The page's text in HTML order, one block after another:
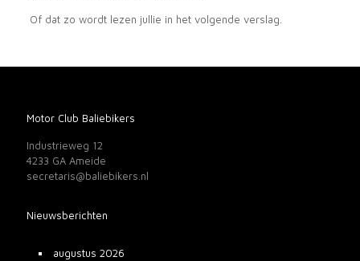
Of dat zo wordt lezen jullie in het volgende verslag.
Motor Club Baliebikers
Industrieweg 12
4233 GA Ameide
secretaris@baliebikers.nl
Nieuwsberichten
augustus 2026